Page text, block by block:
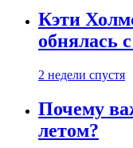
Кэти
обнялась
2 недели спустя
Почему
летом?